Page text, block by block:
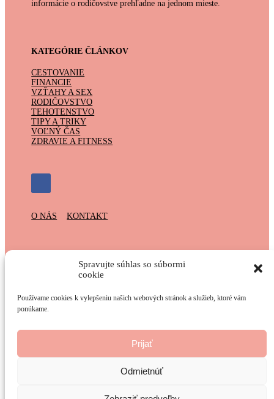
Spravujte súhlas so súbormi
cookie
Používame cookies k vylepšeniu našich webových stránok a služieb, ktoré vám
ponúkame.
Prijať
Odmietnúť
informácie o rodičovstve prehľadne na jednom mieste.
KATEGÓRIE ČLÁNKOV
CESTOVANIE
FINANCIE
VZŤAHY A SEX
RODIČOVSTVO
TEHOTENSTVO
TIPY A TRIKY
VOĽNÝ ČAS
ZDRAVIE A FITNESS
O NÁS KONTAKT
Prevádzkovateľ webu: